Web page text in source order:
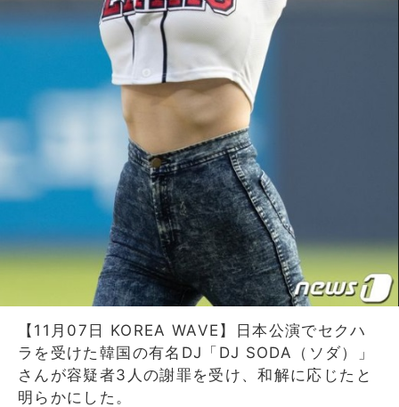
【11月07日 KOREA WAVE】日本公演でセクハ
ラを受けた韓国の有名DJ「DJ SODA（ソダ）」
さんが容疑者3人の謝罪を受け、和解に応じたと
明らかにした。